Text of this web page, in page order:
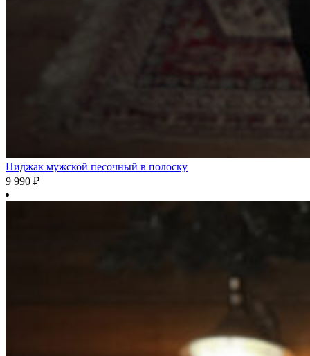
Пиджак мужской песочный в полоску
9 990 ₽